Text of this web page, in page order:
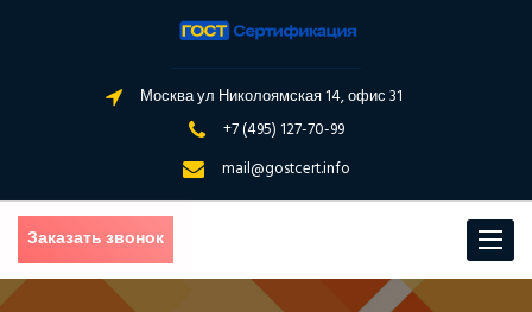
Москва ул Николоямская 14, офис 31
+7 (495) 127-70-99
mail@gostcert.info
Toggle
Заказать звонок